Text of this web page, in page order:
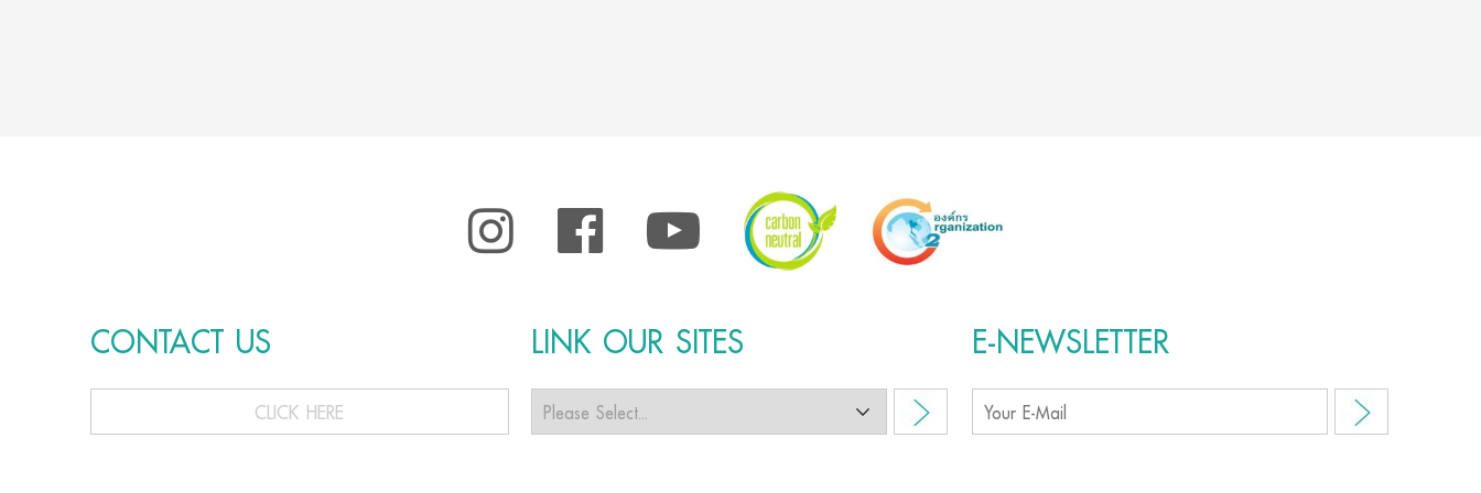
CONTACT US
CLICK HERE
LINK OUR SITES E-NEWSLETTER